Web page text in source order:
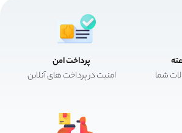
شما
پرداخت امن
امنیت در پرداخت های آنلاین